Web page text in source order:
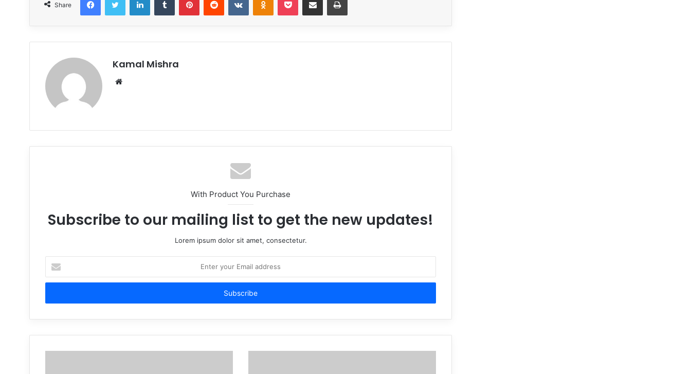
Share
Kamal Mishra
Website
With Product You Purchase
Subscribe to our mailing list to get the new updates!
Lorem ipsum dolor sit amet, consectetur.
your
Email